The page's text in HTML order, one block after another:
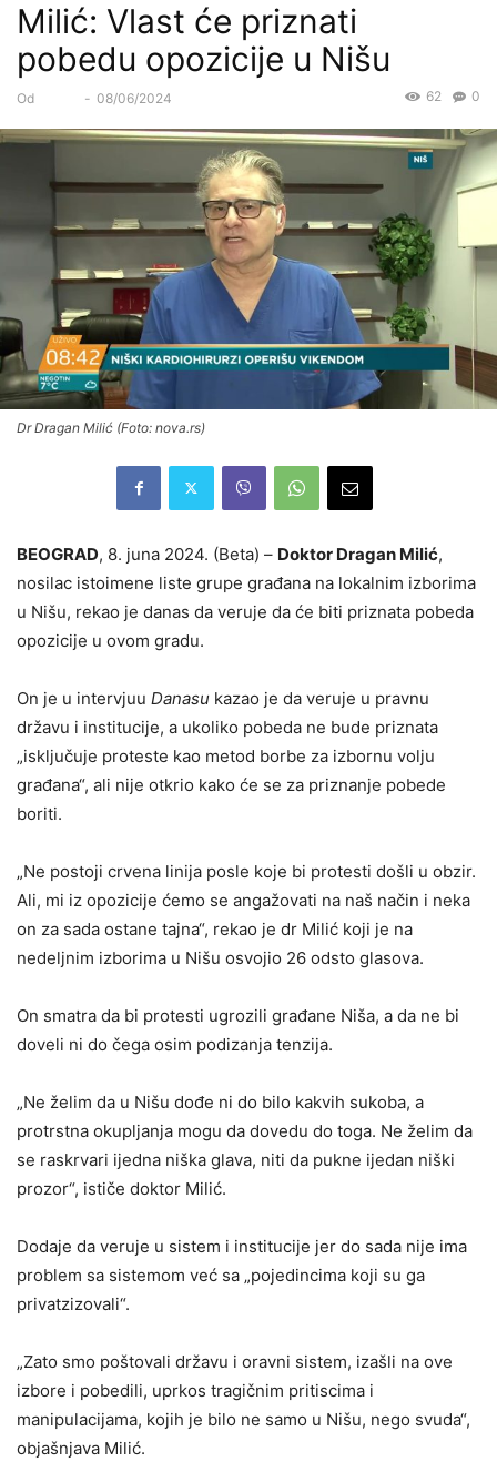
Milić: Vlast će priznati
pobedu opozicije u Nišu
Od - 08/06/2024 0
62
Dr Dragan Milić (Foto: nova.rs)
BEOGRAD, 8. juna 2024. (Beta) – Doktor Dragan Milić,
nosilac istoimene liste grupe građana na lokalnim izborima
u Nišu, rekao je danas da veruje da će biti priznata pobeda
opozicije u ovom gradu.
On je u intervjuu Danasu kazao je da veruje u pravnu
državu i institucije, a ukoliko pobeda ne bude priznata
„isključuje proteste kao metod borbe za izbornu volju
građana“, ali nije otkrio kako će se za priznanje pobede
boriti.
„Ne postoji crvena linija posle koje bi protesti došli u obzir.
Ali, mi iz opozicije ćemo se angažovati na naš način i neka
on za sada ostane tajna“, rekao je dr Milić koji je na
nedeljnim izborima u Nišu osvojio 26 odsto glasova.
On smatra da bi protesti ugrozili građane Niša, a da ne bi
doveli ni do čega osim podizanja tenzija.
„Ne želim da u Nišu dođe ni do bilo kakvih sukoba, a
protrstna okupljanja mogu da dovedu do toga. Ne želim da
se raskrvari ijedna niška glava, niti da pukne ijedan niški
prozor“, ističe doktor Milić.
Dodaje da veruje u sistem i institucije jer do sada nije ima
problem sa sistemom već sa „pojedincima koji su ga
privatzizovali“.
„Zato smo poštovali državu i oravni sistem, izašli na ove
izbore i pobedili, uprkos tragičnim pritiscima i
manipulacijama, kojih je bilo ne samo u Nišu, nego svuda“,
objašnjava Milić.